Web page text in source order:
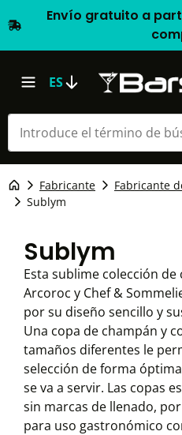
Envío gratuito a
ES
Fabricante Fabricante
Sublym
Sublym
Esta sublime colección de
Arcoroc y Chef &
por su diseño sencillo y
Una copa de champán y
tamaños diferentes le
selección de forma
se va a servir. Las copas
sin marcas de llenado,
para uso gastronómico